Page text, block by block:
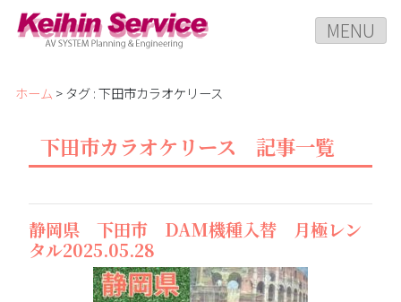
MENU
ホーム > タグ : 下田市カラオケリース
下田市カラオケリース 記事一覧
静岡県 下田市 DAM機種入替 月極レン
タル2025.05.28